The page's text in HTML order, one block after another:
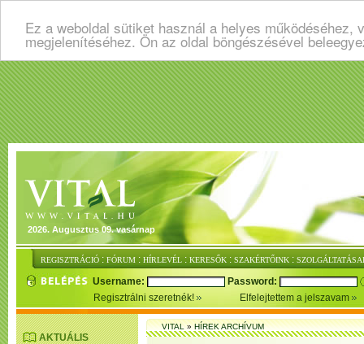
Ez a weboldal sütiket használ a helyes
megjelenítéséhez. Ön az oldal böngészésével
2026. Augusztus 09. vasárnap
REGISZTRÁCIÓ : FÓRUM : HÍRLEVÉL : KERESŐK : SZAKÉRTŐINK :
Username:
Password:
Regisztrálni szeretnék!
Elfelejtettem a jelszavam
AKTUÁLIS
VITAL»HÍREK ARCHÍVUM